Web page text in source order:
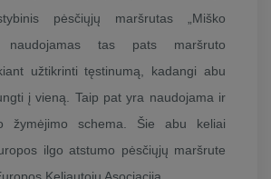
pėsčiųjų maršrutas „Miško
naudojamas tas pats maršruto
užtikrinti tęstinumą, kadangi abu
į vieną. Taip pat yra naudojama ir
žymėjimo schema. Šie abu keliai
ilgo atstumo pėsčiųjų maršrute
Keliautojų Asociacija.